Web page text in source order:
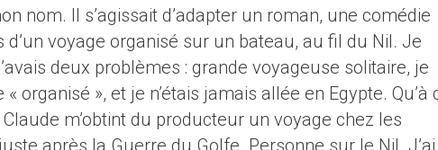
nom. Il s’agissait d’adapter un roman, une comédie
voyage organisé sur un bateau, au fil du Nil. Je
deux problèmes : grande voyageuse solitaire, je
organisé », et je n’étais jamais allée en Egypte. Qu’à
m’obtint du producteur un voyage chez les
après la Guerre du Golfe. Personne sur le Nil.